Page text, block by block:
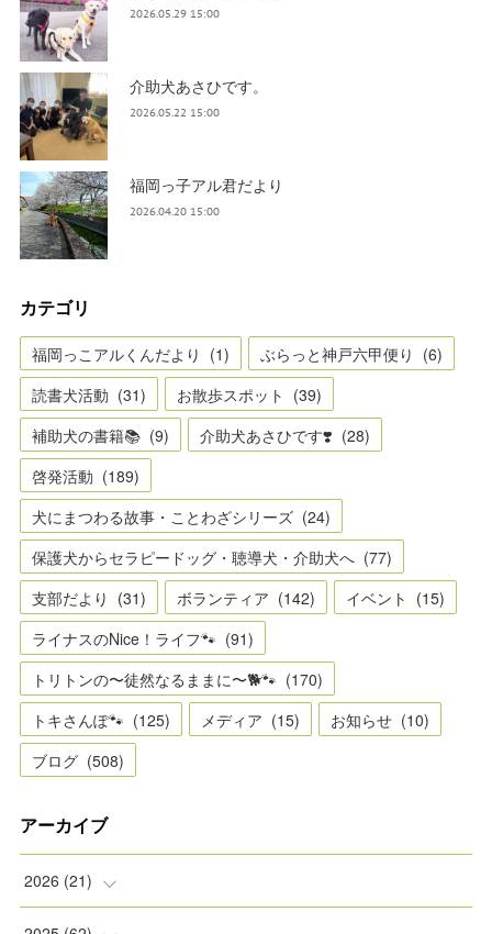
2026.05.29 15:00
介助犬あさひです。
2026.05.22 15:00
福岡っ子アル君だより
2026.04.20 15:00
カテゴリ
福岡っこアルくんだより (1) ぶらっと神戸六甲便り (6)
読書犬活動 (31) お散歩スポット (39)
補助犬の書籍📚 (9) 介助犬あさひです❣️ (28)
啓発活動 (189)
犬にまつわる故事・ことわざシリーズ (24)
保護犬からセラピードッグ・聴導犬・介助犬へ (77)
支部だより (31) ボランティア (142) イベント (15)
ライナスのNice！ライフ🐾 (91)
トリトンの〜徒然なるままに〜🐕🐾 (170)
トキさんぽ🐾 (125) メディア (15) お知らせ (10)
ブログ (508)
アーカイブ
2026 (21)